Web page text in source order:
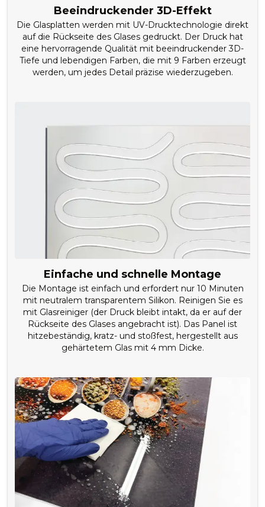
Beeindruckender 3D-Effekt
Die Glasplatten werden mit UV-Drucktechnologie direkt
auf die Rückseite des Glases gedruckt. Der Druck hat
eine hervorragende Qualität mit beeindruckender 3D-
Tiefe und lebendigen Farben, die mit 9 Farben erzeugt
werden, um jedes Detail präzise wiederzugeben.
Einfache und schnelle Montage
Die Montage ist einfach und erfordert nur 10 Minuten
mit neutralem transparentem Silikon. Reinigen Sie es
mit Glasreiniger (der Druck bleibt intakt, da er auf der
Rückseite des Glases angebracht ist). Das Panel ist
hitzebeständig, kratz- und stoßfest, hergestellt aus
gehärtetem Glas mit 4 mm Dicke.